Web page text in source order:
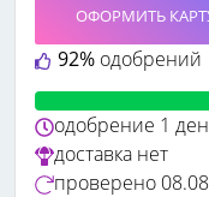
92% одобрений
ОФОРМИТЬ
одобрение 1
доставка нет
проверено